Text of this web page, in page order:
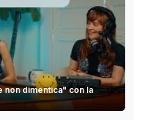
non dimentica" con la